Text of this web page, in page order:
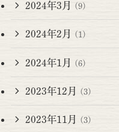
2024年3月 (9)
2024年2月 (1)
2024年1月 (6)
2023年12月 (3)
2023年11月 (3)